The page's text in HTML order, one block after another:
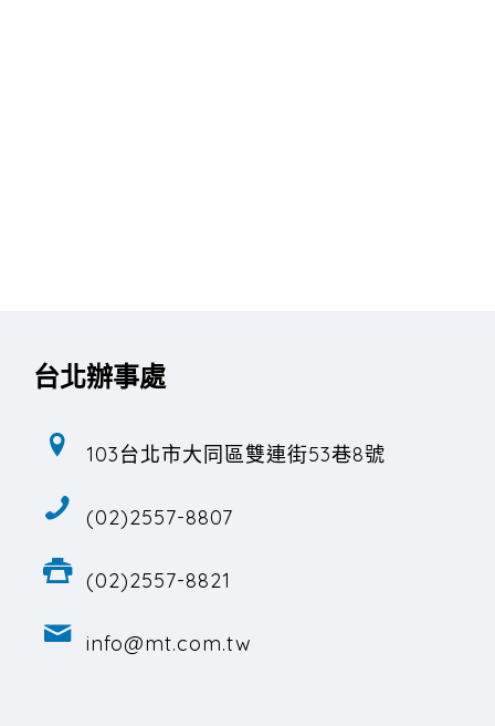
台北辦事處
103台北市大同區雙連街53巷8號
(02)2557-8807
(02)2557-8821
info@mt.com.tw